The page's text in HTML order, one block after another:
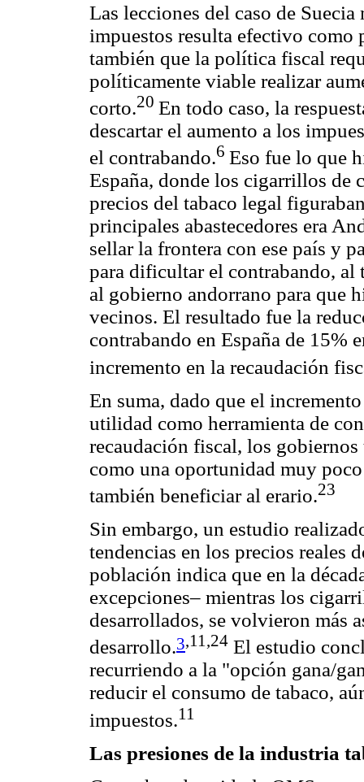
Las lecciones del caso de
impuestos resulta efectivo
también que la política fiscal
políticamente viable realizar
corto.20 En todo caso, la
descartar el aumento a los
el contrabando.6 Eso fue lo que
España, donde los cigarrillos de
precios del tabaco legal
principales abastecedores era
sellar la frontera con ese país y
para dificultar el contrabando, al
al gobierno andorrano para que
vecinos. El resultado fue la
contrabando en España de 15%
incremento en la recaudación
En suma, dado que el
utilidad como herramienta de
recaudación fiscal, los
como una oportunidad muy
también beneficiar al erario.23
Sin embargo, un estudio
tendencias en los precios reales
población indica que en la
excepciones– mientras los
desarrollados, se volvieron más
desarrollo.3,11,24 El estudio
recurriendo a la "opción gana/
reducir el consumo de tabaco,
impuestos.11
Las presiones de la industria